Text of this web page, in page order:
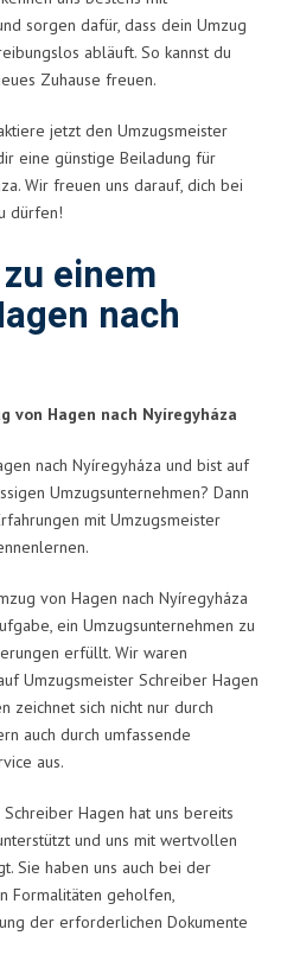
sorgen dafür, dass dein Umzug
abläuft. So kannst du
Zuhause freuen.
jetzt den Umzugsmeister
eine günstige Beiladung für
Wir freuen uns darauf, dich bei
dürfen!
einem
nach
von Hagen nach Nyíregyháza
nach Nyíregyháza und bist auf
Umzugsunternehmen? Dann
mit Umzugsmeister
von Hagen nach Nyíregyháza
ein Umzugsunternehmen zu
erfüllt. Wir waren
Umzugsmeister Schreiber Hagen
zeichnet sich nicht nur durch
auch durch umfassende
aus.
Hagen hat uns bereits
und uns mit wertvollen
Sie haben uns auch bei der
Formalitäten geholfen,
der erforderlichen Dokumente